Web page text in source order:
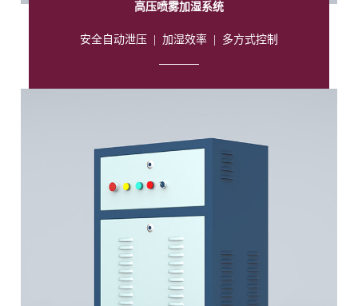
高压喷雾加湿系统
安全自动泄压 加湿效率| 多方式控制